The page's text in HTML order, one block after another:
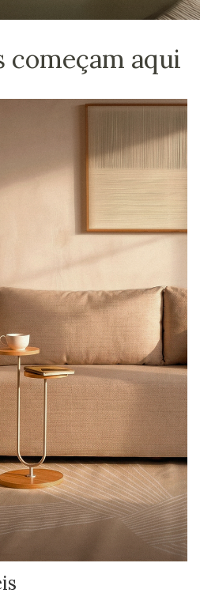
começam aqui